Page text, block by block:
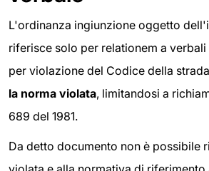
L'ordinanza ingiunzione oggetto
riferisce solo per relationem a
per violazione del Codice della strada
la norma violata, limitandosi a
689 del 1981.
Da detto documento non è possibile